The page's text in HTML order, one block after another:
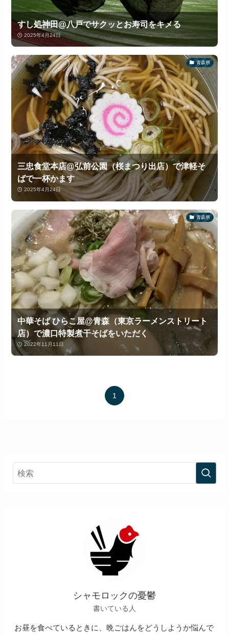
すし処神田@八戸でサクッとお寿司をキメる
2025年4月24日
青森県
三忠食堂本店@弘前公園（桜まつり出店）で津軽そ
ばで一杯かます
2025年4月24日
青森県
中華そば ひらこ屋@青森（東京ラーメンストリート
店）で濃口特製煮干そばをいただく
2022年11月11日
1
シャモロックの憂鬱
書いている人
お昼を食べているときに、晩ごはんをどうしようか悩んで